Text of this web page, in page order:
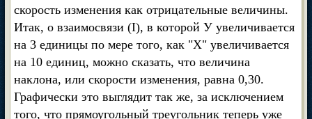
скорость изменения как отрицательные величины.
Итак, о взаимосвязи (I), в которой У увеличивается
на 3 единицы по мере того, как "X" увеличивается
на 10 единиц, можно сказать, что величина
наклона, или скорости изменения, равна 0,30.
Графически это выглядит так же, за исключением
того, что прямоугольный треугольник теперь уже